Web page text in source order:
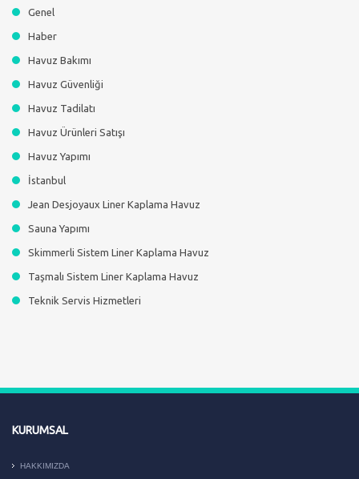
Genel
Haber
Havuz Bakımı
Havuz Güvenliği
Havuz Tadilatı
Havuz Ürünleri Satışı
Havuz Yapımı
İstanbul
Jean Desjoyaux Liner Kaplama Havuz
Sauna Yapımı
Skimmerli Sistem Liner Kaplama Havuz
Taşmalı Sistem Liner Kaplama Havuz
Teknik Servis Hizmetleri
KURUMSAL
HAKKIMIZDA